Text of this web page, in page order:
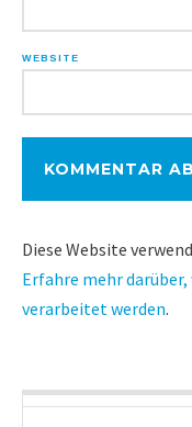
WEBSITE
Diese Website
Erfahre mehr
verarbeitet werden.